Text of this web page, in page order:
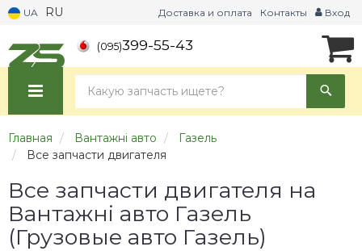
UA RU Доставка и оплата Контакты Вход
(095)399-55-43
Главная Вантажні авто
Газель
Все запчасти двигателя
Все запчасти двигателя на
Вантажні авто Газель
(Грузовые авто Газель)